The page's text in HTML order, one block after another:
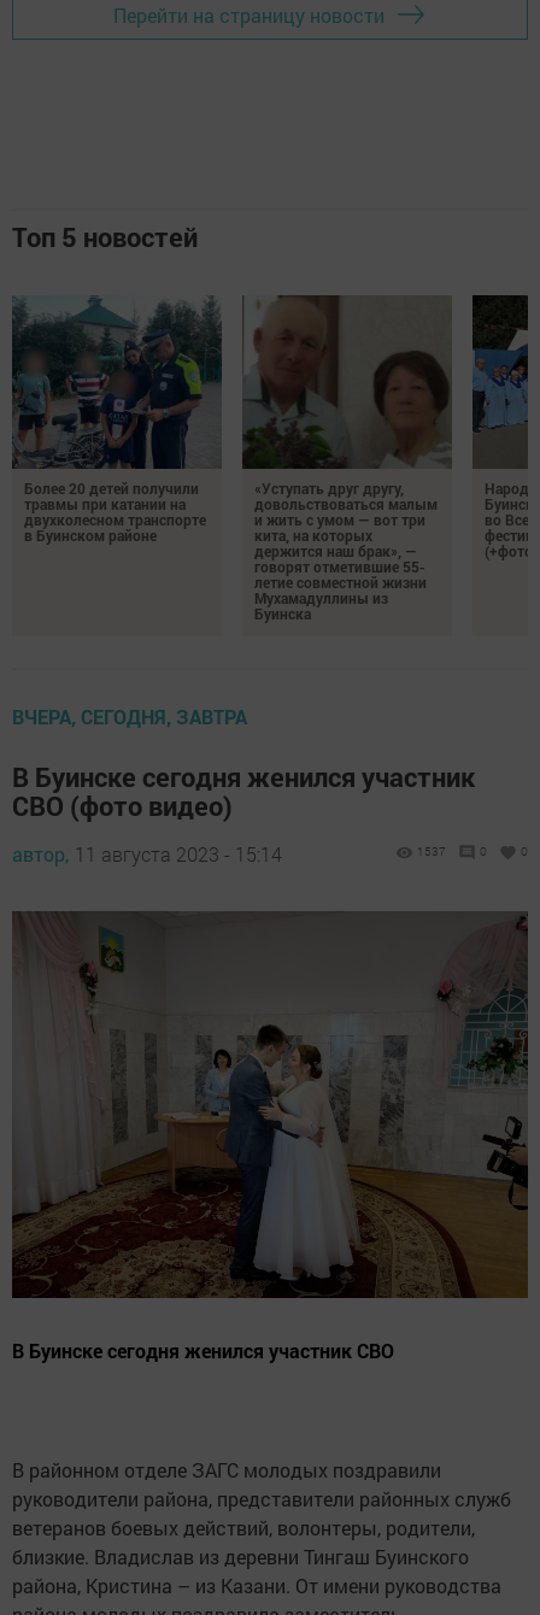
Перейти на страницу новости
Топ 5 новостей
Более 20 детей получили
травмы при катании на
двухколесном транспорте
в Буинском районе
«Уступать друг другу,
довольствоваться малым
и жить с умом — вот три
кита, на которых
держится наш брак», —
говорят отметившие 55-
летие совместной жизни
Мухамадуллины из
Буинска
во
(+фото)
ВЧЕРА, СЕГОДНЯ, ЗАВТРА
В Буинске сегодня женился участник
СВО (фото видео)
автор, 11 августа 2023 - 15:14 1537 0 0
В Буинске сегодня женился участник СВО
В районном отделе ЗАГС молодых поздравили
руководители района, представители районных служб
ветеранов боевых действий, волонтеры, родители,
близкие. Владислав из деревни Тингаш Буинского
района, Кристина – из Казани. От имени руководства